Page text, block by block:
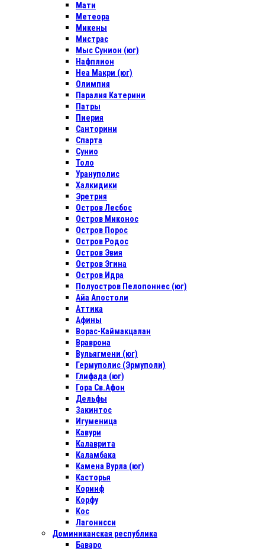
Мати
Метеора
Микены
Мистрас
Мыс Сунион (юг)
Нафплион
Неа Макри (юг)
Олимпия
Паралия Катерини
Патры
Пиерия
Санторини
Спарта
Сунио
Толо
Урануполис
Халкидики
Эретрия
Остров Лесбос
Остров Миконос
Остров Порос
Остров Родос
Остров Эвия
Остров Эгина
Остров Идра
Полуостров Пелопоннес (юг)
Айа Апостоли
Аттика
Афины
Ворас-Каймакцалан
Враврона
Вульягмени (юг)
Гермуполис (Эрмуполи)
Глифада (юг)
Гора Св.Афон
Дельфы
Закинтос
Игуменица
Кавури
Калаврита
Каламбака
Камена Вурла (юг)
Касторья
Коринф
Корфу
Кос
Лагонисси
Доминиканская республика
Баваро